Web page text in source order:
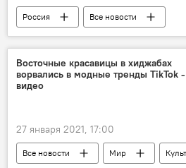
Россия
Все новости
Здравоохранение
Владимир
Коронавирус: опасное заболевание в
Восточные красавицы в хиджабах
ворвались в модные тренды TikTok -
видео
27 января 2021, 17:00
Все новости Мир